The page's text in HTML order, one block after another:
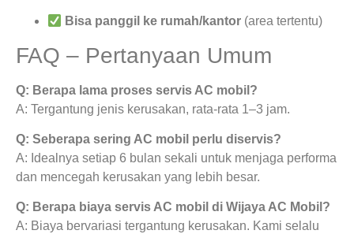
Bisa panggil ke rumah/kantor (area tertentu)
FAQ – Pertanyaan Umum
Q: Berapa lama proses servis AC mobil?
A: Tergantung jenis kerusakan, rata-rata 1–3 jam.
Q: Seberapa sering AC mobil perlu diservis?
A: Idealnya setiap 6 bulan sekali untuk menjaga performa
dan mencegah kerusakan yang lebih besar.
Q: Berapa biaya servis AC mobil di Wijaya AC Mobil?
A: Biaya bervariasi tergantung kerusakan. Kami selalu